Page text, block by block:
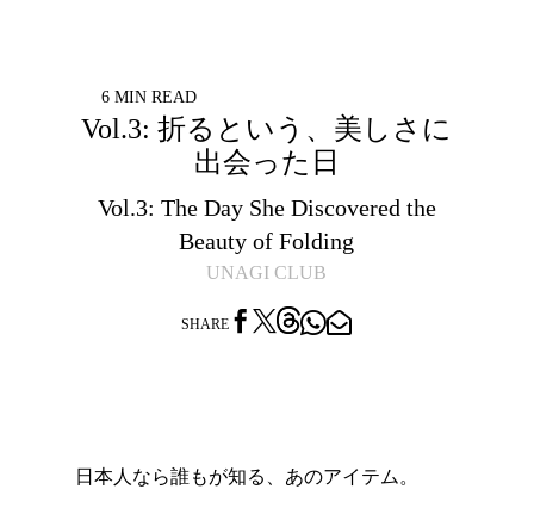
6 MIN READ
Vol.3: 折るという、美しさに
出会った日
Vol.3: The Day She Discovered the
Beauty of Folding
UNAGI CLUB
SHARE   
日本人なら誰もが知る、あのアイテム。